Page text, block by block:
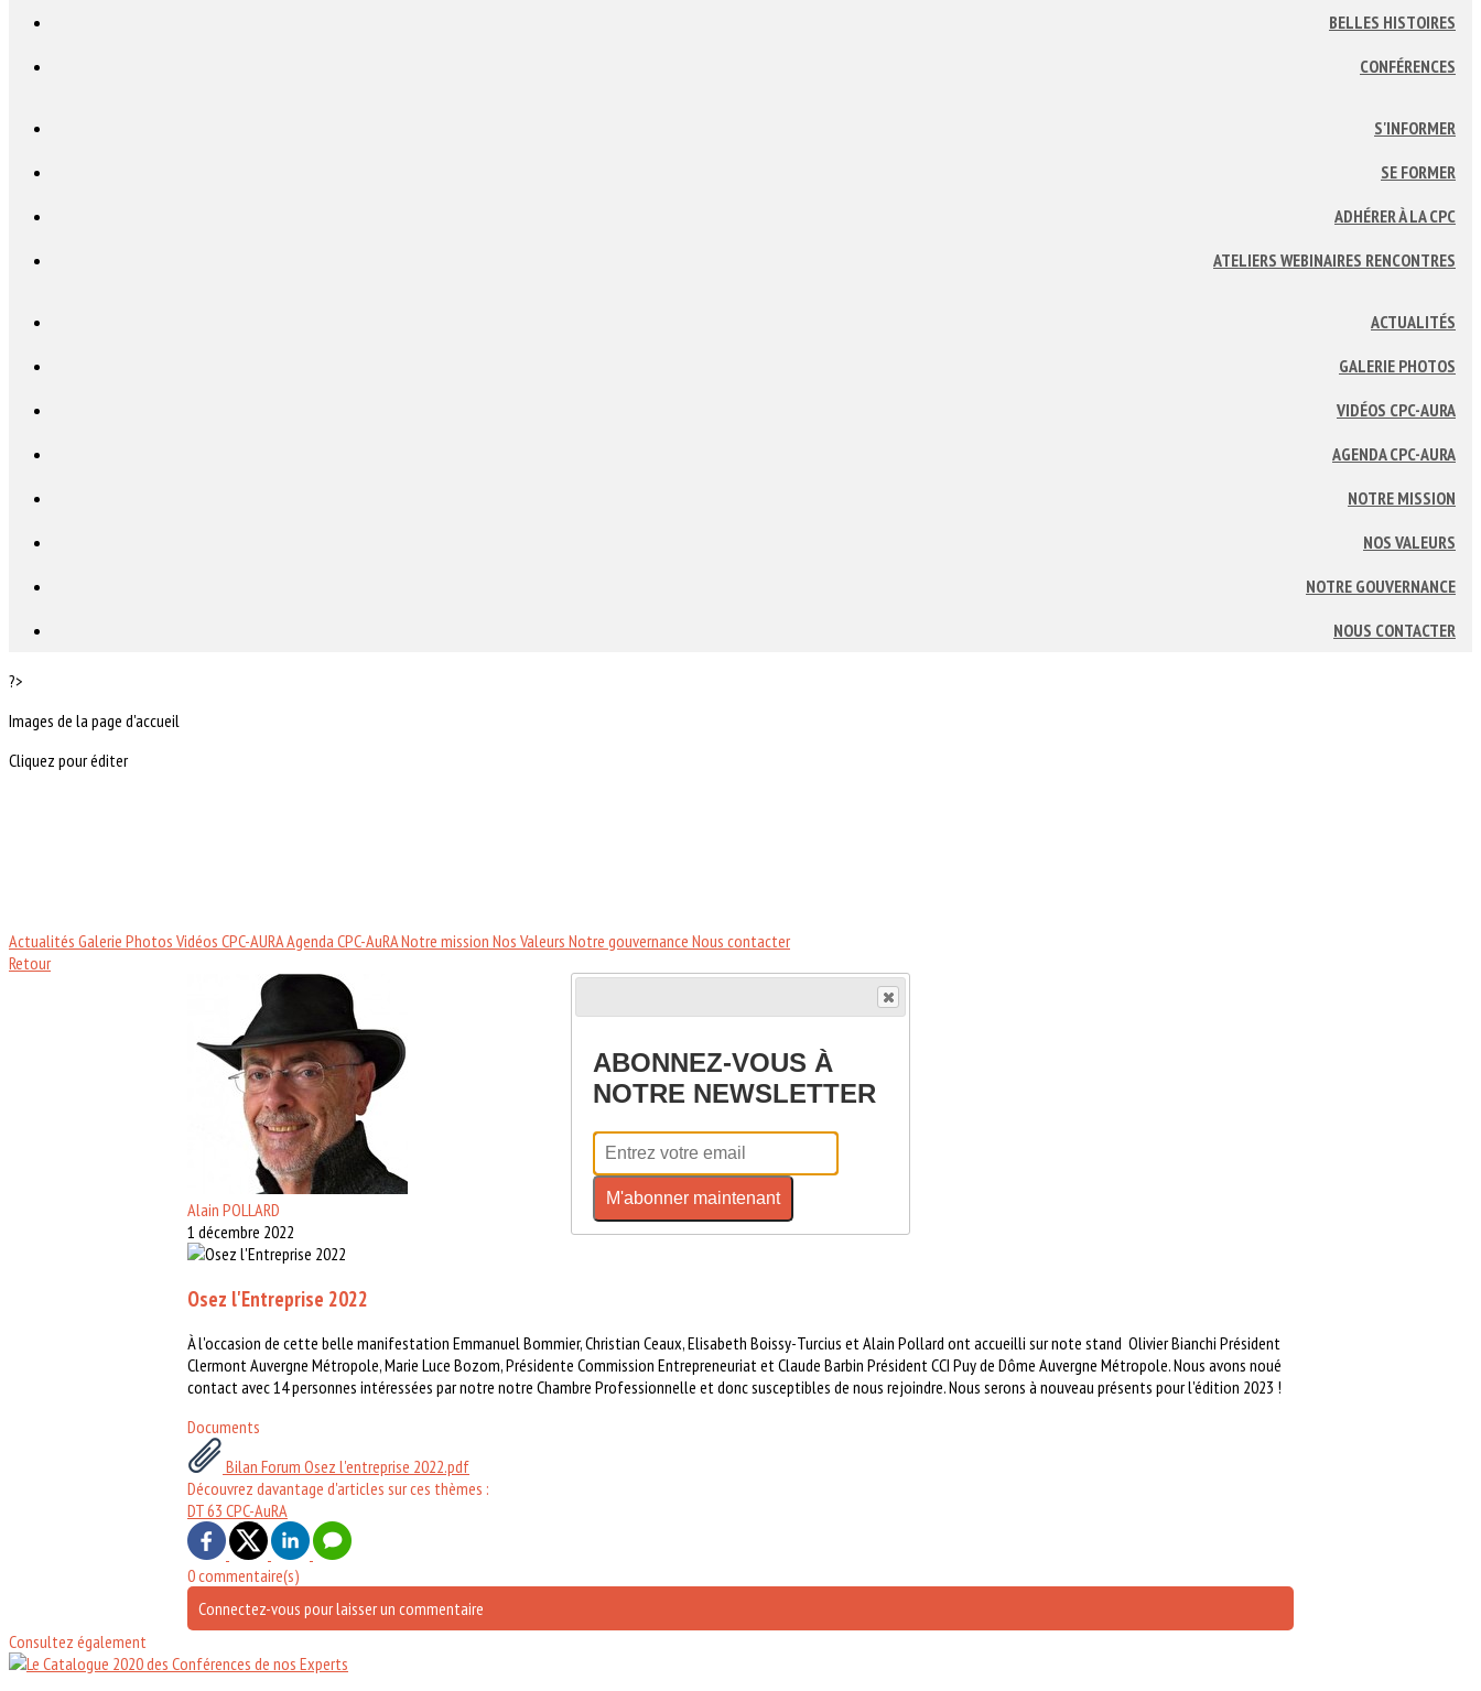
BELLES HISTOIRES
CONFÉRENCES
S'INFORMER
SE FORMER
ADHÉRER À LA CPC
ATELIERS WEBINAIRES RENCONTRES
ACTUALITÉS
GALERIE PHOTOS
VIDÉOS CPC-AURA
AGENDA CPC-AURA
NOTRE MISSION
NOS VALEURS
NOTRE GOUVERNANCE
NOUS CONTACTER
?>
Images de la page d'accueil
Cliquez pour éditer
Actualités Galerie Photos Vidéos CPC-AURAAgenda CPC-AuRANotre mission Nos Valeurs Notre gouvernance Nous contacter
Retour
Alain POLLARD
1 décembre 2022
Osez l'Entreprise 2022
À l'occasion de cette belle manifestation Emmanuel Bommier, Christian Ceaux, Elisabeth Boissy-Turcius et Alain Pollard ont accueilli sur note stand Olivier Bianchi Président
Clermont Auvergne Métropole, Marie Luce Bozom, Présidente Commission Entrepreneuriat et Claude Barbin Président CCI Puy de Dôme Auvergne Métropole. Nous avons noué
contact avec 14 personnes intéressées par notre notre Chambre Professionnelle et donc susceptibles de nous rejoindre. Nous serons à nouveau présents pour l'édition 2023 !
Documents
Bilan Forum Osez l'entreprise 2022.pdf
Découvrez davantage d'articles sur ces thèmes :
DT 63 CPC-AuRA
0 commentaire(s)
Connectez-vous pour laisser un commentaire
Consultez également
ABONNEZ-VOUS À
NOTRE NEWSLETTER
M'abonner maintenant